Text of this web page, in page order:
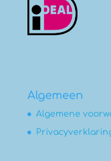
Algemeen
Algemene